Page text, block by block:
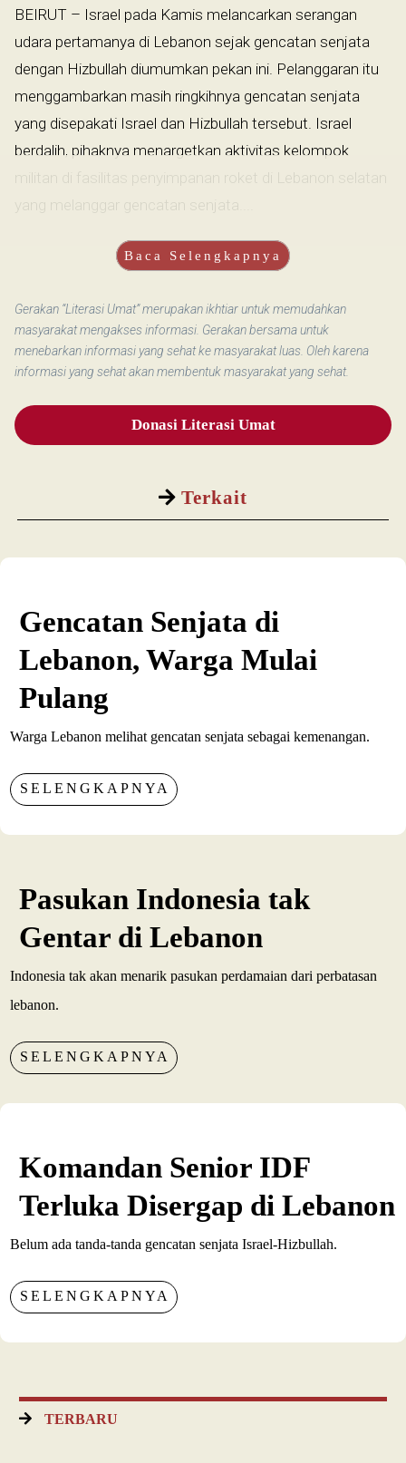
Terkait
BEIRUT – Israel pada Kamis melancarkan serangan
udara pertamanya di Lebanon sejak gencatan senjata
dengan Hizbullah diumumkan pekan ini. Pelanggaran itu
menggambarkan masih ringkihnya gencatan senjata
yang disepakati Israel dan Hizbullah tersebut. Israel
berdalih, pihaknya menargetkan aktivitas kelompok
militan di fasilitas penyimpanan roket di Lebanon selatan
yang melanggar gencatan senjata....
Baca Selengkapnya
Gerakan “Literasi Umat” merupakan ikhtiar untuk memudahkan
masyarakat mengakses informasi. Gerakan bersama untuk
menebarkan informasi yang sehat ke masyarakat luas. Oleh karena
informasi yang sehat akan membentuk masyarakat yang sehat.
Donasi Literasi Umat
Gencatan Senjata di
Lebanon, Warga Mulai
Pulang
Warga Lebanon melihat gencatan senjata sebagai kemenangan.
SELENGKAPNYA
Pasukan Indonesia tak
Gentar di Lebanon
Indonesia tak akan menarik pasukan perdamaian dari perbatasan
lebanon.
SELENGKAPNYA
Komandan Senior IDF
Terluka Disergap di Lebanon
Belum ada tanda-tanda gencatan senjata Israel-Hizbullah.
SELENGKAPNYA
TERBARU